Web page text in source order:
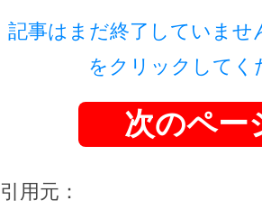
記事はまだ終了していませ
をクリックしてく
次のペー
引用元：